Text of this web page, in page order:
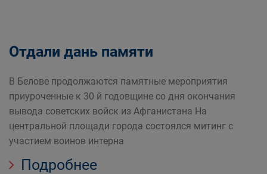
Отдали дань памяти
В Белове продолжаются памятные мероприятия
приуроченные к 30 й годовщине со дня окончания
вывода советских войск из Афганистана На
центральной площади города состоялся митинг с
участием воинов интерна
Подробнее